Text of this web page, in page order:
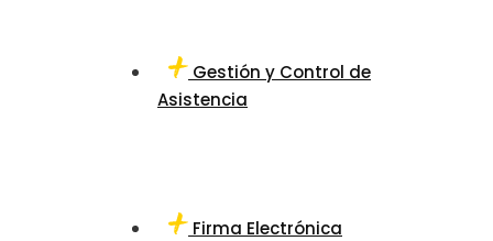
Gestión y Control de
Asistencia
Firma Electrónica